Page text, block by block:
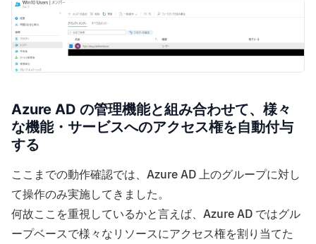
Azure AD の管理機能と組み合わせて、様々
な機能・サービスへのアクセス権を自動付与
する
ここまでの動作確認では、Azure AD 上のグループに対し
て操作のみ実施してきました。
何故ここを重視しているかと言えば、Azure AD ではグル
ープベースで様々なリソースにアクセス権を割り当てた